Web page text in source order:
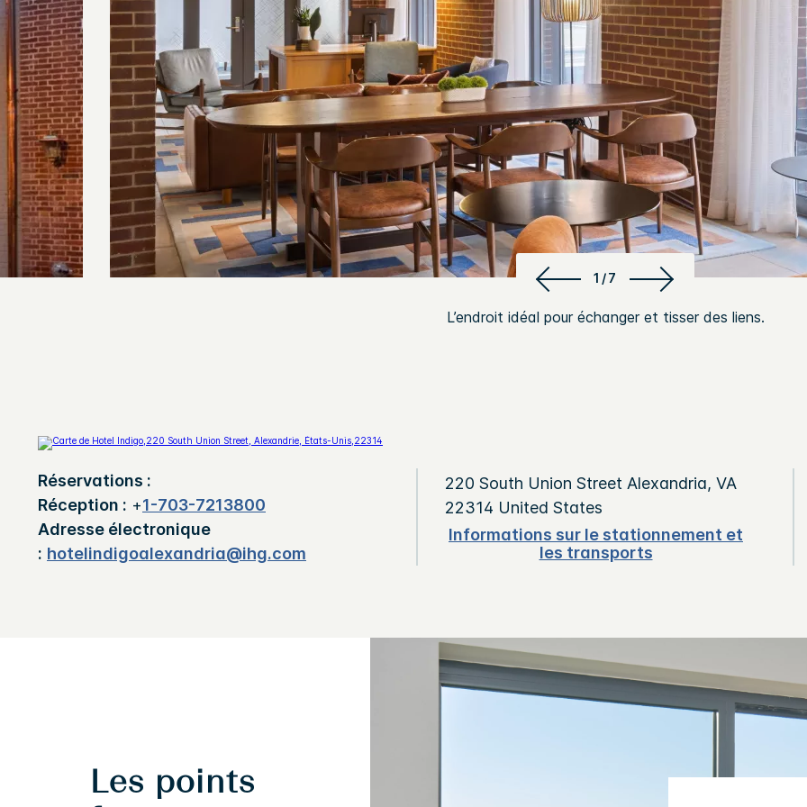
L’endroit idéal pour échanger et tisser des liens.
1/7
Réservations :
Réception : +1-703-7213800
Adresse électronique
: hotelindigoalexandria@ihg.com
220 South Union Street Alexandria, VA
22314 United States
Informations sur le stationnement et
les transports
Les points